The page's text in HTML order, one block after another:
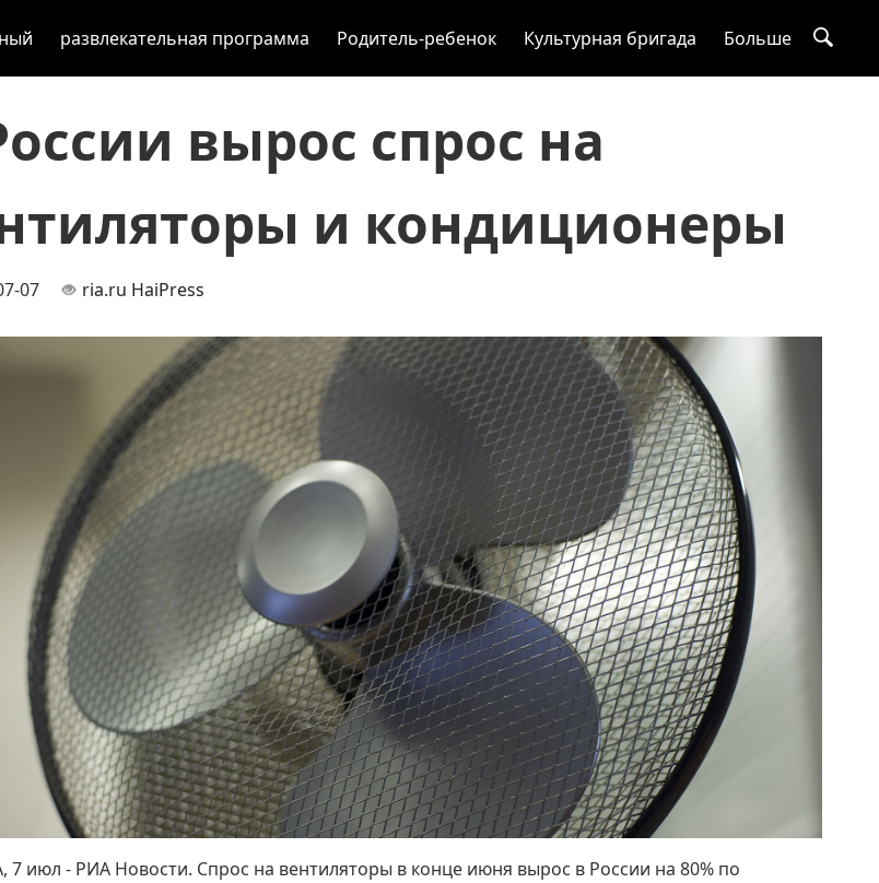
развлекательная программа Родитель-ребенок Культурная бригада Больше
вырос спрос на
и кондиционеры
07-07 ria.ru HaiPress
июл - РИА Новости. Спрос на вентиляторы в конце июня вырос в России на 80% по